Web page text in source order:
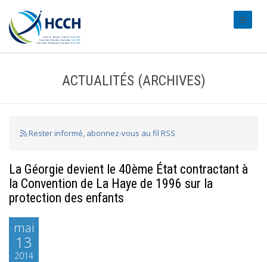
ACTUALITÉS (ARCHIVES)
Rester informé, abonnez-vous au fil RSS
La Géorgie devient le 40ème État contractant à
la Convention de La Haye de 1996 sur la
protection des enfants
mai
13
2014